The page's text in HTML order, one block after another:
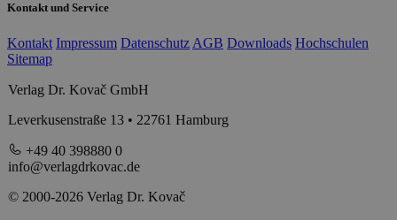
Kontakt und Service
Kontakt Impressum Datenschutz AGB Downloads Hochschulen
Sitemap
Verlag Dr. Kovač GmbH
Leverkusenstraße 13 • 22761 Hamburg
+49 40 398880 0
info@verlagdrkovac.de
© 2000-2026 Verlag Dr. Kovač